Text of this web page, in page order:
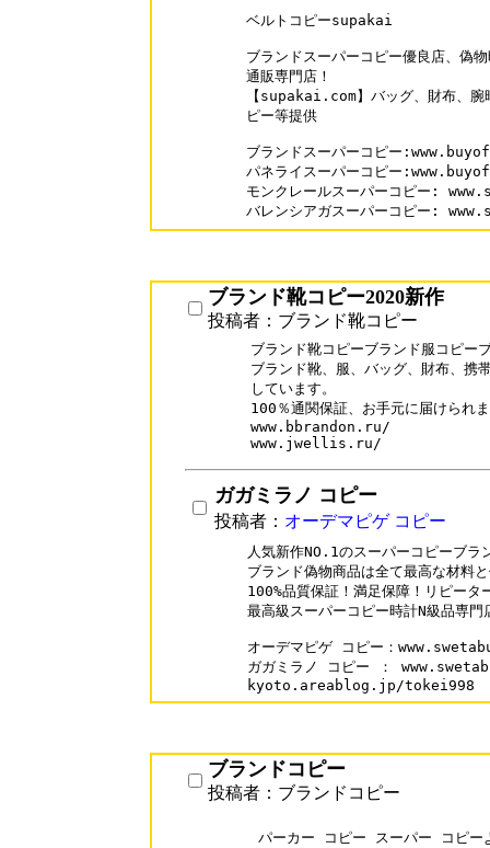
ベルトコピーsupakai
ブランドスーパーコピー優良店、偽
通販専門店！
【supakai.com】バッグ、財布、腕
ピー等提供
ブランドスーパーコピー
パネライスーパーコピー
モンクレールスーパーコピー:
バレンシアガスーパーコピー:
ブランド靴コピー2020新作
投稿者：ブランド靴コピー
ブランド靴コピーブランド服コピー
ブランド靴、服、バッグ、財布、携
しています。
100％通関保証、お手元に届けられ
www.bbrandon.ru/
www.jwellis.ru/
ガガミラノ コピー
投稿者： オーデマピゲ コピー
人気新作NO.1のスーパーコピーブラ
ブランド偽物商品は全て最高な材料
100%品質保証！満足保障！リピー
最高級スーパーコピー時計N級品専
オーデマピゲ コピー：
ガガミラノ コピー ：
kyoto.areablog.jp/tokei998
ブランドコピー
投稿者：ブランドコピー
パーカー コピー スーパー コピー